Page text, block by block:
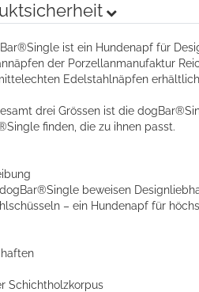
ist ein Hundenapf für
der Porzellanmanufaktur
Edelstahlnäpfen
drei Grössen ist die
finden, die zu ihnen passt.
beweisen
– ein Hundenapf für
Schichtholzkorpus